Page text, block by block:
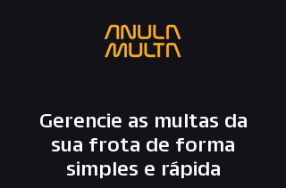
Gerencie as multas da
sua frota de forma
simples e rápida